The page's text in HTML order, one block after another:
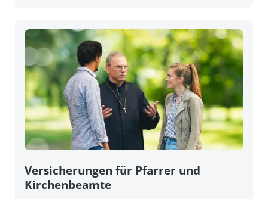
Versicherungen für Pfarrer und
Kirchenbeamte